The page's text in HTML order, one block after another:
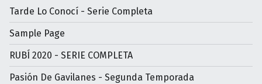
Tarde Lo Conocí - Serie Completa
Sample Page
RUBÍ 2020 - SERIE COMPLETA
Pasión De Gavilanes - Segunda Temporada